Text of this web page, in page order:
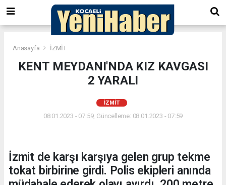
Anasayfa İZMİT
KENT MEYDANI'NDA KIZ KAVGASI
2 YARALI
İZMİT
08.01.2023 - 07:59, Güncelleme: 08.01.2023 - 07:59
İzmit de karşı karşıya gelen grup tekme
tokat birbirine girdi. Polis ekipleri anında